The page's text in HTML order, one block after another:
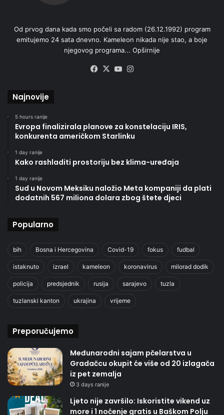
Od prvog dana kada smo počeli sa radom (26.12.1992) program
emitujemo 24 sata dnevno. Kameleon nikada nije stao, a boje
njegovog programa... Opširnije
Facebook
X YouTube
Najnovije
5 hours ranije
Evropa finalizirala planove za konstelaciju IRIS,
konkurenta američkom Starlinku
1 day ranije
Kako rashladiti prostoriju bez klima-uređaja
1 day ranije
Sud u Novom Meksiku naložio Meta kompaniji da plati
dodatnih 567 miliona dolara zbog štete djeci
Popularno
bih Bosna i Hercegovina Covid-19 fokus fudbal
istaknuto izrael kameleon koronavirus milorad dodik
policija predsjednik rusija sarajevo tuzla
tuzlanski kanton ukrajina vrijeme
Preporučujemo
Međunarodni sajam pčelarstva u
Gradačcu okupit će više od 20 izlagača
iz pet zemalja
3 days ranije
Ljeto nije završilo: Iskoristite vikend uz
more i 1 noćenje gratis u Baškom Polju